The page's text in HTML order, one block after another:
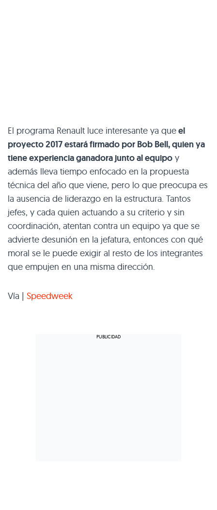
El programa Renault luce interesante ya queel
proyecto 2017 estará firmado por Bob Bell, quien ya
tiene experiencia ganadora junto al equipo y
además lleva tiempo enfocado en la propuesta
técnica del año que viene, pero lo que preocupa es
la ausencia de liderazgo en la estructura. Tantos
jefes, y cada quien actuando a su criterio y sin
coordinación, atentan contra un equipo ya que se
advierte desunión en la jefatura, entonces con qué
moral se le puede exigir al resto de los integrantes
que empujen en una misma dirección.
Vía | Speedweek